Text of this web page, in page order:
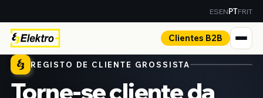
ESENPTFRIT
Clientes B2B
REGISTO DE CLIENTE GROSSISTA
Torne-se cliente da